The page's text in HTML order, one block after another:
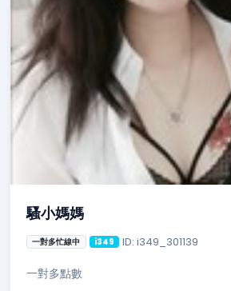
騷小媽媽
一對多忙線中 i349 ID: i349_301139
一對多點數